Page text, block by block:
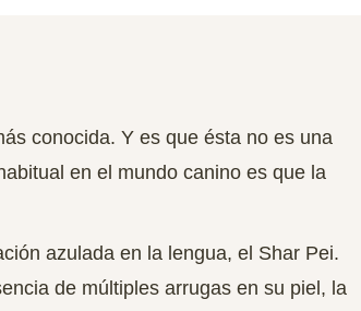
conocida. Y es que ésta no es una
en el mundo canino es que la
azulada en la lengua, el Shar Pei.
de múltiples arrugas en su piel, la